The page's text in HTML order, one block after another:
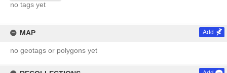
no tags yet
MAP Add
no geotags or polygons yet